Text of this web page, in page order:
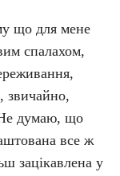
що для мене
спалахом,
звичайно,
думаю, що
все ж
зацікавлена у